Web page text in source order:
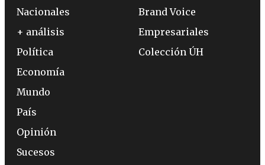
Nacionales
+ análisis
Política
Economía
Mundo
País
Opinión
Sucesos
Brand Voice
Empresariales
Colección ÚH